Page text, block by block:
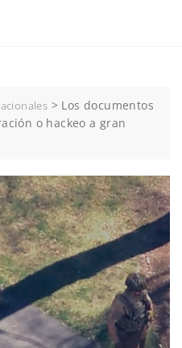
> Los documentos
o hackeo a gran